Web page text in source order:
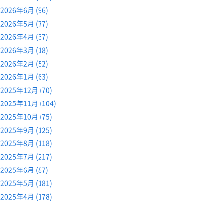
2026年6月 (96)
2026年5月 (77)
2026年4月 (37)
2026年3月 (18)
2026年2月 (52)
2026年1月 (63)
2025年12月 (70)
2025年11月 (104)
2025年10月 (75)
2025年9月 (125)
2025年8月 (118)
2025年7月 (217)
2025年6月 (87)
2025年5月 (181)
2025年4月 (178)